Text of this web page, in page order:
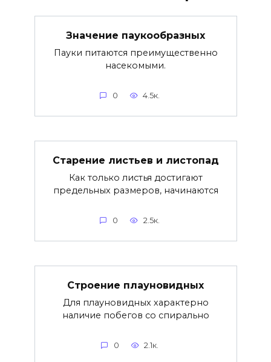
Значение паукообразных
Пауки питаются преимущественно
насекомыми.
0 4.5к.
Старение листьев и листопад
Как только листья достигают
предельных размеров, начинаются
0 2.5к.
Строение плауновидных
Для плауновидных характерно
наличие побегов со спирально
0 2.1к.